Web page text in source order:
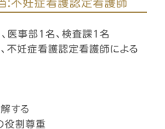
不妊症看護認定看護師
医事部1名、検査課1名
不妊症看護認定看護師による
する
役割尊重